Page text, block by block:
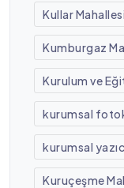
Kullar Mahallesi
Kumburgaz
Kurulum ve
kurumsal
kurumsal
Kuruçeşme